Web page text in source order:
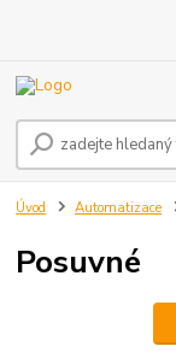
Úvod Automatizace
Posuvné